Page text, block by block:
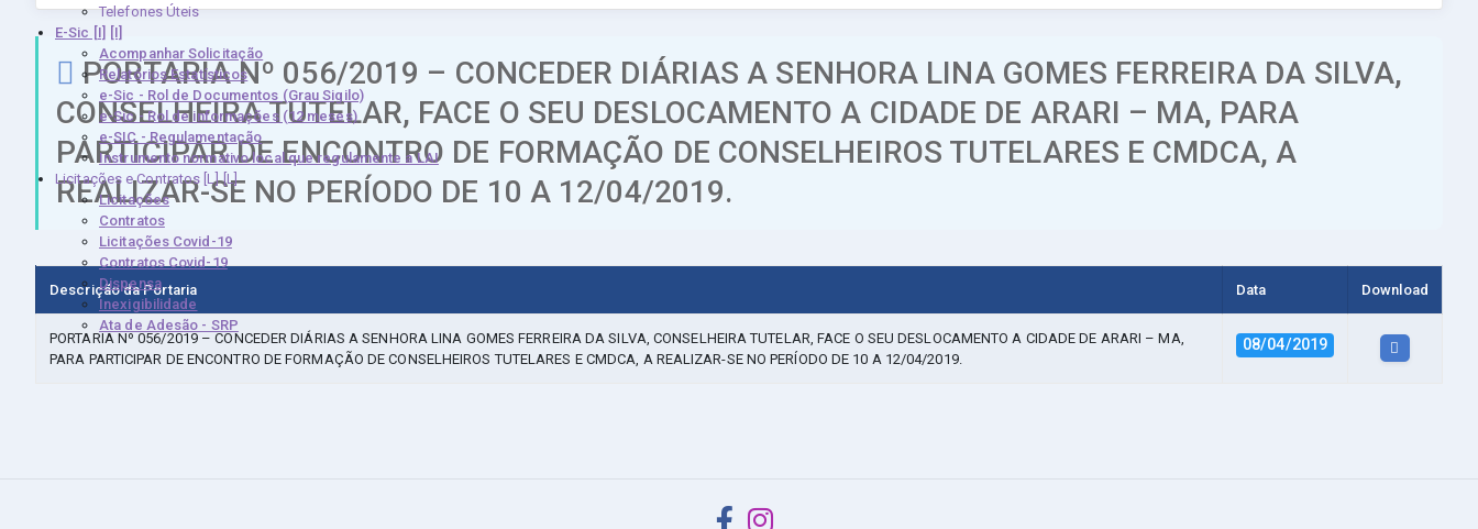
Telefones Úteis
E-Sic [I]
Acompanhar Solicitação
Relatórios Estatísticos
e-Sic - Rol de Documentos (Grau Sigilo)
e-Sic - Rol de informações (12 meses)
e-SIC - Regulamentação
Instrumento normativo local que regulamente a LAI
Licitações e Contratos [L]
Licitações
Contratos
Licitações Covid-19
Contratos Covid-19
Dispensa
Inexigibilidade
Ata de Adesão - SRP
PORTARIA Nº 056/2019 – CONCEDER DIÁRIAS A SENHORA LINA GOMES FERREIRA DA SILVA,
CONSELHEIRA TUTELAR, FACE O SEU DESLOCAMENTO A CIDADE DE ARARI – MA, PARA
PARTICIPAR DE ENCONTRO DE FORMAÇÃO DE CONSELHEIROS TUTELARES E CMDCA, A
REALIZAR-SE NO PERÍODO DE 10 A 12/04/2019.
Descrição da Portaria Data Download
PORTARIA Nº 056/2019 – CONCEDER DIÁRIAS A SENHORA LINA GOMES FERREIRA DA SILVA, CONSELHEIRA TUTELAR, FACE O SEU DESLOCAMENTO A CIDADE DE ARARI – MA,
PARA PARTICIPAR DE ENCONTRO DE FORMAÇÃO DE CONSELHEIROS TUTELARES E CMDCA, A REALIZAR-SE NO PERÍODO DE 10 A 12/04/2019.
08/04/2019